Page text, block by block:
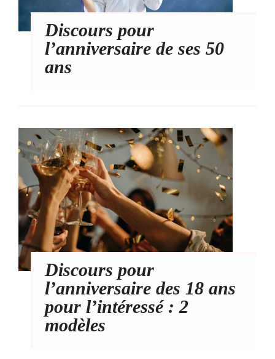
Discours pour
l’anniversaire de ses 50
ans
Discours pour
l’anniversaire des 18 ans
pour l’intéressé : 2
modèles